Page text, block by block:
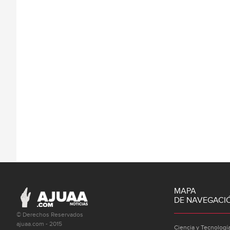
© Derechos Reservados
ajuaa.com - 2015
MAPA
DE
Ciencia y